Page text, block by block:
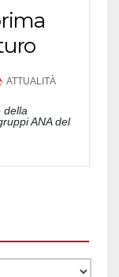
ATTUALITÀ
della
ANA del